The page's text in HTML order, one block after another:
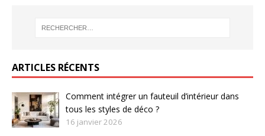
ARTICLES RÉCENTS
Comment intégrer un fauteuil d’intérieur dans
tous les styles de déco ?
16 janvier 2026